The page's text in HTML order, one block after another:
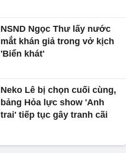
NSND Ngọc Thư lấy nước
mắt khán giả trong vở kịch
'Biển khát'
Neko Lê bị chọn cuối cùng,
bảng Hỏa lực show 'Anh
trai' tiếp tục gây tranh cãi